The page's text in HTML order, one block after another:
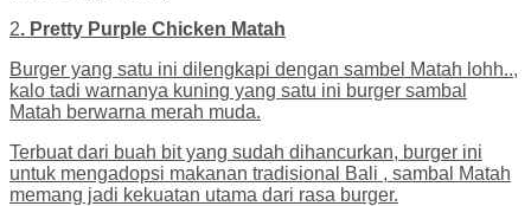
2. Pretty Purple Chicken Matah
Burger yang satu ini dilengkapi dengan sambel Matah lohh..,
kalo tadi warnanya kuning yang satu ini burger sambal
Matah berwarna merah muda.
Terbuat dari buah bit yang sudah dihancurkan, burger ini
untuk mengadopsi makanan tradisional Bali , sambal Matah
memang jadi kekuatan utama dari rasa burger.